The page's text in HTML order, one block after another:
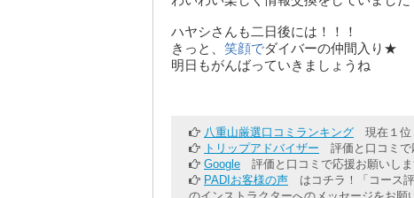
ハヤシさんも二日後には！！！
きっと、 笑顔でダイバーの仲間入り★
明日もがんばっていきましょうね
八重山厳選口コミランキング 現在１位
トリップアドバイザー 評価と口コミで
Google 評価と口コミで応援お願いしま
PADIお客様の声 はコチラ！「コース
のインストラクターへのメッセージをお願